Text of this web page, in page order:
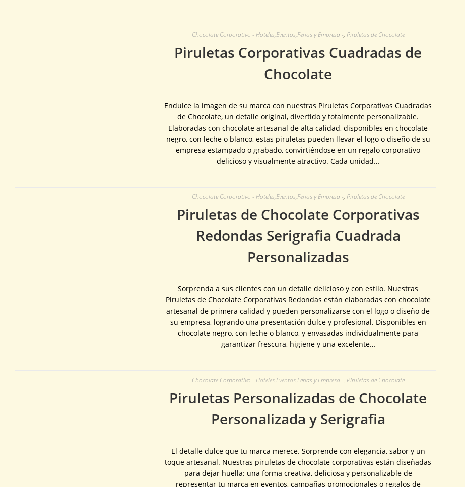
Chocolate Corporativo - Hoteles,Eventos,Ferias y Empresa -, Piruletas de Chocolate
Piruletas Corporativas Cuadradas de
Chocolate
Endulce la imagen de su marca con nuestras Piruletas Corporativas Cuadradas
de Chocolate, un detalle original, divertido y totalmente personalizable.
Elaboradas con chocolate artesanal de alta calidad, disponibles en chocolate
negro, con leche o blanco, estas piruletas pueden llevar el logo o diseño de su
empresa estampado o grabado, convirtiéndose en un regalo corporativo
delicioso y visualmente atractivo. Cada unidad…
Chocolate Corporativo - Hoteles,Eventos,Ferias y Empresa -, Piruletas de Chocolate
Piruletas de Chocolate Corporativas
Redondas Serigrafia Cuadrada
Personalizadas
Sorprenda a sus clientes con un detalle delicioso y con estilo. Nuestras
Piruletas de Chocolate Corporativas Redondas están elaboradas con chocolate
artesanal de primera calidad y pueden personalizarse con el logo o diseño de
su empresa, logrando una presentación dulce y profesional. Disponibles en
chocolate negro, con leche o blanco, y envasadas individualmente para
garantizar frescura, higiene y una excelente…
Chocolate Corporativo - Hoteles,Eventos,Ferias y Empresa -, Piruletas de Chocolate
Piruletas Personalizadas de Chocolate
Personalizada y Serigrafia
El detalle dulce que tu marca merece. Sorprende con elegancia, sabor y un
toque artesanal. Nuestras piruletas de chocolate corporativas están diseñadas
para dejar huella: una forma creativa, deliciosa y personalizable de
representar tu marca en eventos, campañas promocionales o regalos de